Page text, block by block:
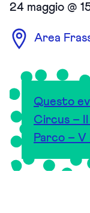
24 maggio @
Area
Questo
Circus – Il
Parco – V